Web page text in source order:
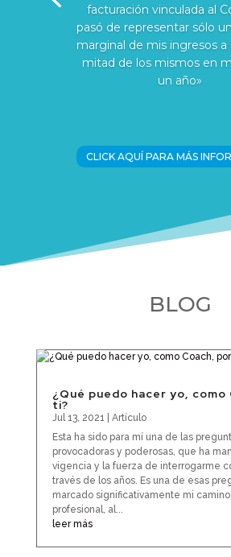
facturación vinculada al
pasó de representar sólo
marginal de mis ingresos a
mitad de los mismos en
un año»
CLICK AQUÍ PARA MÁS
BLOG
¿Qué puedo hacer yo, como
ti?
Jul 13, 2021
Artículo
Esta ha sido para mí una de las
provocadoras y poderosas, que ha
vigencia y la fuerza de interrogarme
través de los años. Es una de esas
marcado significativamente mi
profesional, al...
leer más